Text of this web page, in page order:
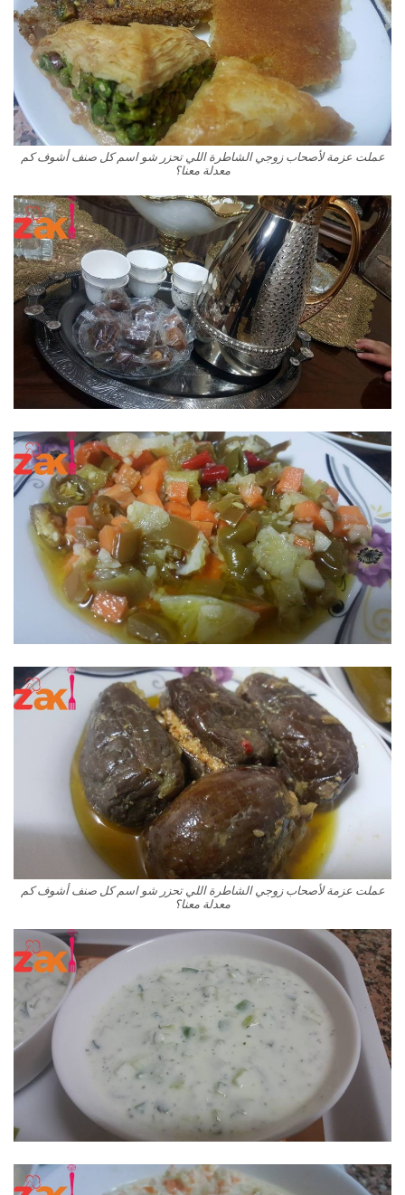
عملت عزمة لأصحاب زوجي الشاطرة اللي تحزر شو اسم كل صنف أشوف كم
معدلة معنا؟
عملت عزمة لأصحاب زوجي الشاطرة اللي تحزر شو اسم كل صنف أشوف كم
معدلة معنا؟